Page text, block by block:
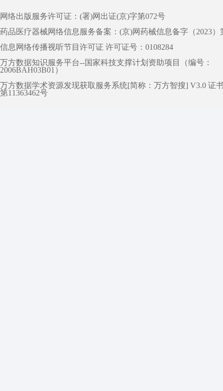
网络出版服务许可证：(署)网出证(京)字第072号
药品医疗器械网络信息服务备案：(京)网药械信息备字（2023）
信息网络传播视听节目许可证 许可证号：0108284
万方数据知识服务平台--国家科技支撑计划资助项目（编号：
2006BAH03B01）
万方数据学术资源发现获取服务系统[简称：万方智搜] V3.0 证
第11363462号